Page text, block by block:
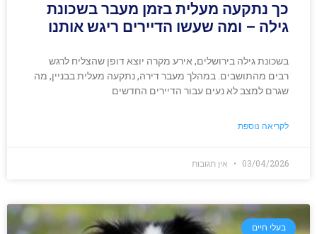
כך נתקעה מעלית בזמן מעבר בשכונת
גילה – ומה שעשו הדיירים ריגש אותנו
בשכונת גילה בירושלים, אירע מקרה יוצא דופן שהצליח לרגש
רבים מהתושבים. במהלך מעבר דירה, נתקעה מעלית בבניין, מה
שגרם למצב לא נעים עבור הדיירים החדשים
לקריאה נוספת
03/04/2026 אין תגובות
בעלי חיים